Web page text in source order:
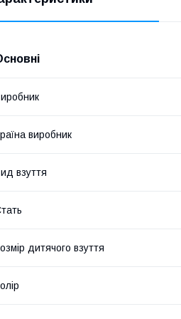
виробник
взуття
дитячого взуття